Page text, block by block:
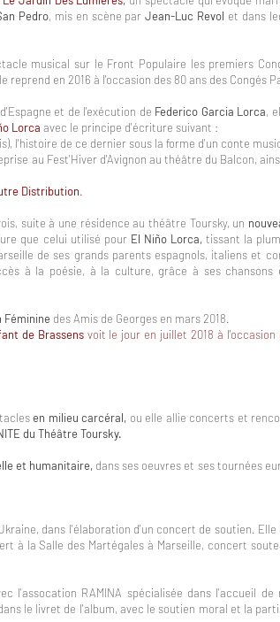
Pedro, mis en scène parJean-Luc Revol et dans
musical sur le Front Populaire les premiers
en 2016 à l'occasion des 80 ans des Congés
et de l'exécution de Federico Garcia Lorca,
Lorca avec le principe d'écriture suivant :
l'histoire de ce dernier sous la forme d'un conte
au Fest'Hiver d'Avignon au théâtre du Balcon,
Distribution.
suite à une résidence au théâtre Toursky, un
que celui utilisé pour El Niño Lorca, tissant la
de ses grands parents espagnols, italiens et
à la poésie, à la culture, grâce à ses chansons
Féminine des Amis de Georges en mars 2018.
de Brassensvoit le jour en juillet 2018 à l'occasion
en milieu carcéral, ou elle allie concerts et
du Théâtre Toursky.
et humanitaire, dans ses oeuvres et ses tournées
dans l'élaboration d'un concert de soutien.
à la Salle des Martégales à Marseille, concert
l'assocation RAMINA spécialisée dans l'accueil
le livret de l'album, avec le soutien moral et la